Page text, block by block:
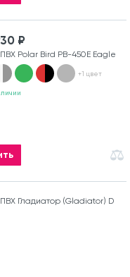
₽
Polar Bird PB-450E Eagle
+1 цвет
Гладиатор (Gladiator) D